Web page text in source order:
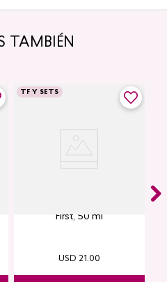
TAMBIÉN
TF Y SETS
First, 50 ml
USD 21.00